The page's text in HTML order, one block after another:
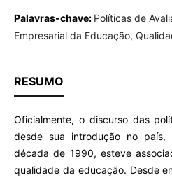
Palavras-chave: Políticas de
Empresarial da Educação,
RESUMO
Oficialmente, o discurso das
desde sua introdução no país,
década de 1990, esteve
qualidade da educação. Desde